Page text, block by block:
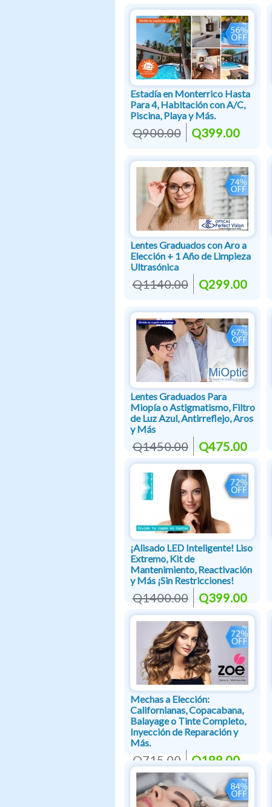
Estadía en Monterrico Hasta
Para 4, Habitación con A/C,
Piscina, Playa y Más.
Q900.00 Q399.00
Lentes Graduados con Aro a
Elección + 1 Año de Limpieza
Ultrasónica
Q1140.00 Q299.00
Lentes Graduados Para
Miopía o Astigmatismo, Filtro
de Luz Azul, Antirreflejo, Aros
y Más
Q1450.00 Q475.00
¡Alisado LED Inteligente! Liso
Extremo, Kit de
Mantenimiento, Reactivación
y Más ¡Sin Restricciones!
Q1400.00 Q399.00
Mechas a Elección:
Californianas, Copacabana,
Balayage o Tinte Completo,
Inyección de Reparación y
Más.
Q715.00 Q199.00